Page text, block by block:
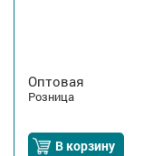
Оптовая
Розница
В корзину